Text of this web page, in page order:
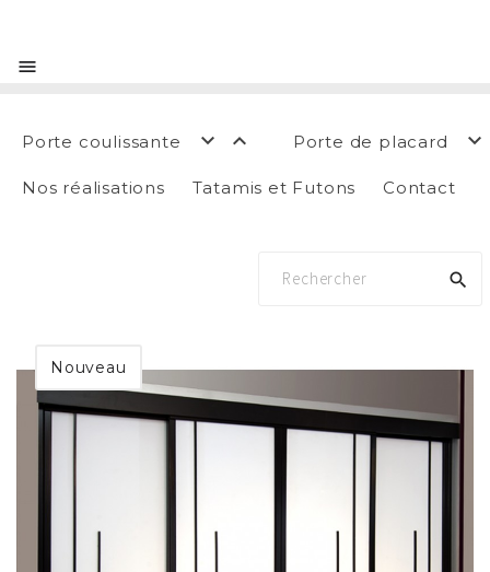

 
Porte coulissante 
Porte de placard
Nos réalisations Tatamis et Futons Contact

Nouveau